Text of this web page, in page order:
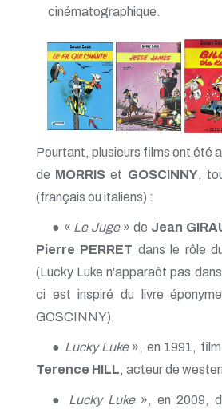
cinématographique.
Pourtant, plusieurs films ont été
de MORRIS et GOSCINNY,
(français ou italiens) :
● « Le Juge» de Jean
Pierre PERRET dans le rôle
(Lucky Luke n'apparaôt pas
ci est inspiré du livre
GOSCINNY),
● Lucky Luke», en 1991,
Terence HILL, acteur de
● Lucky Luke», en 2009,